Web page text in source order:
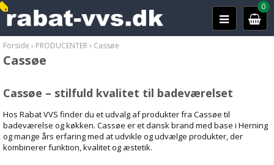
0
Forside › PRODUCENTER› Cassøe
Cassøe
Cassøe – stilfuld kvalitet til badeværelset
Hos Rabat VVS finder du et udvalg af produkter fra Cassøe til
badeværelse og køkken. Cassøe er et dansk brand med base i Herning
og mange års erfaring med at udvikle og udvælge produkter, der
kombinerer funktion, kvalitet og æstetik.